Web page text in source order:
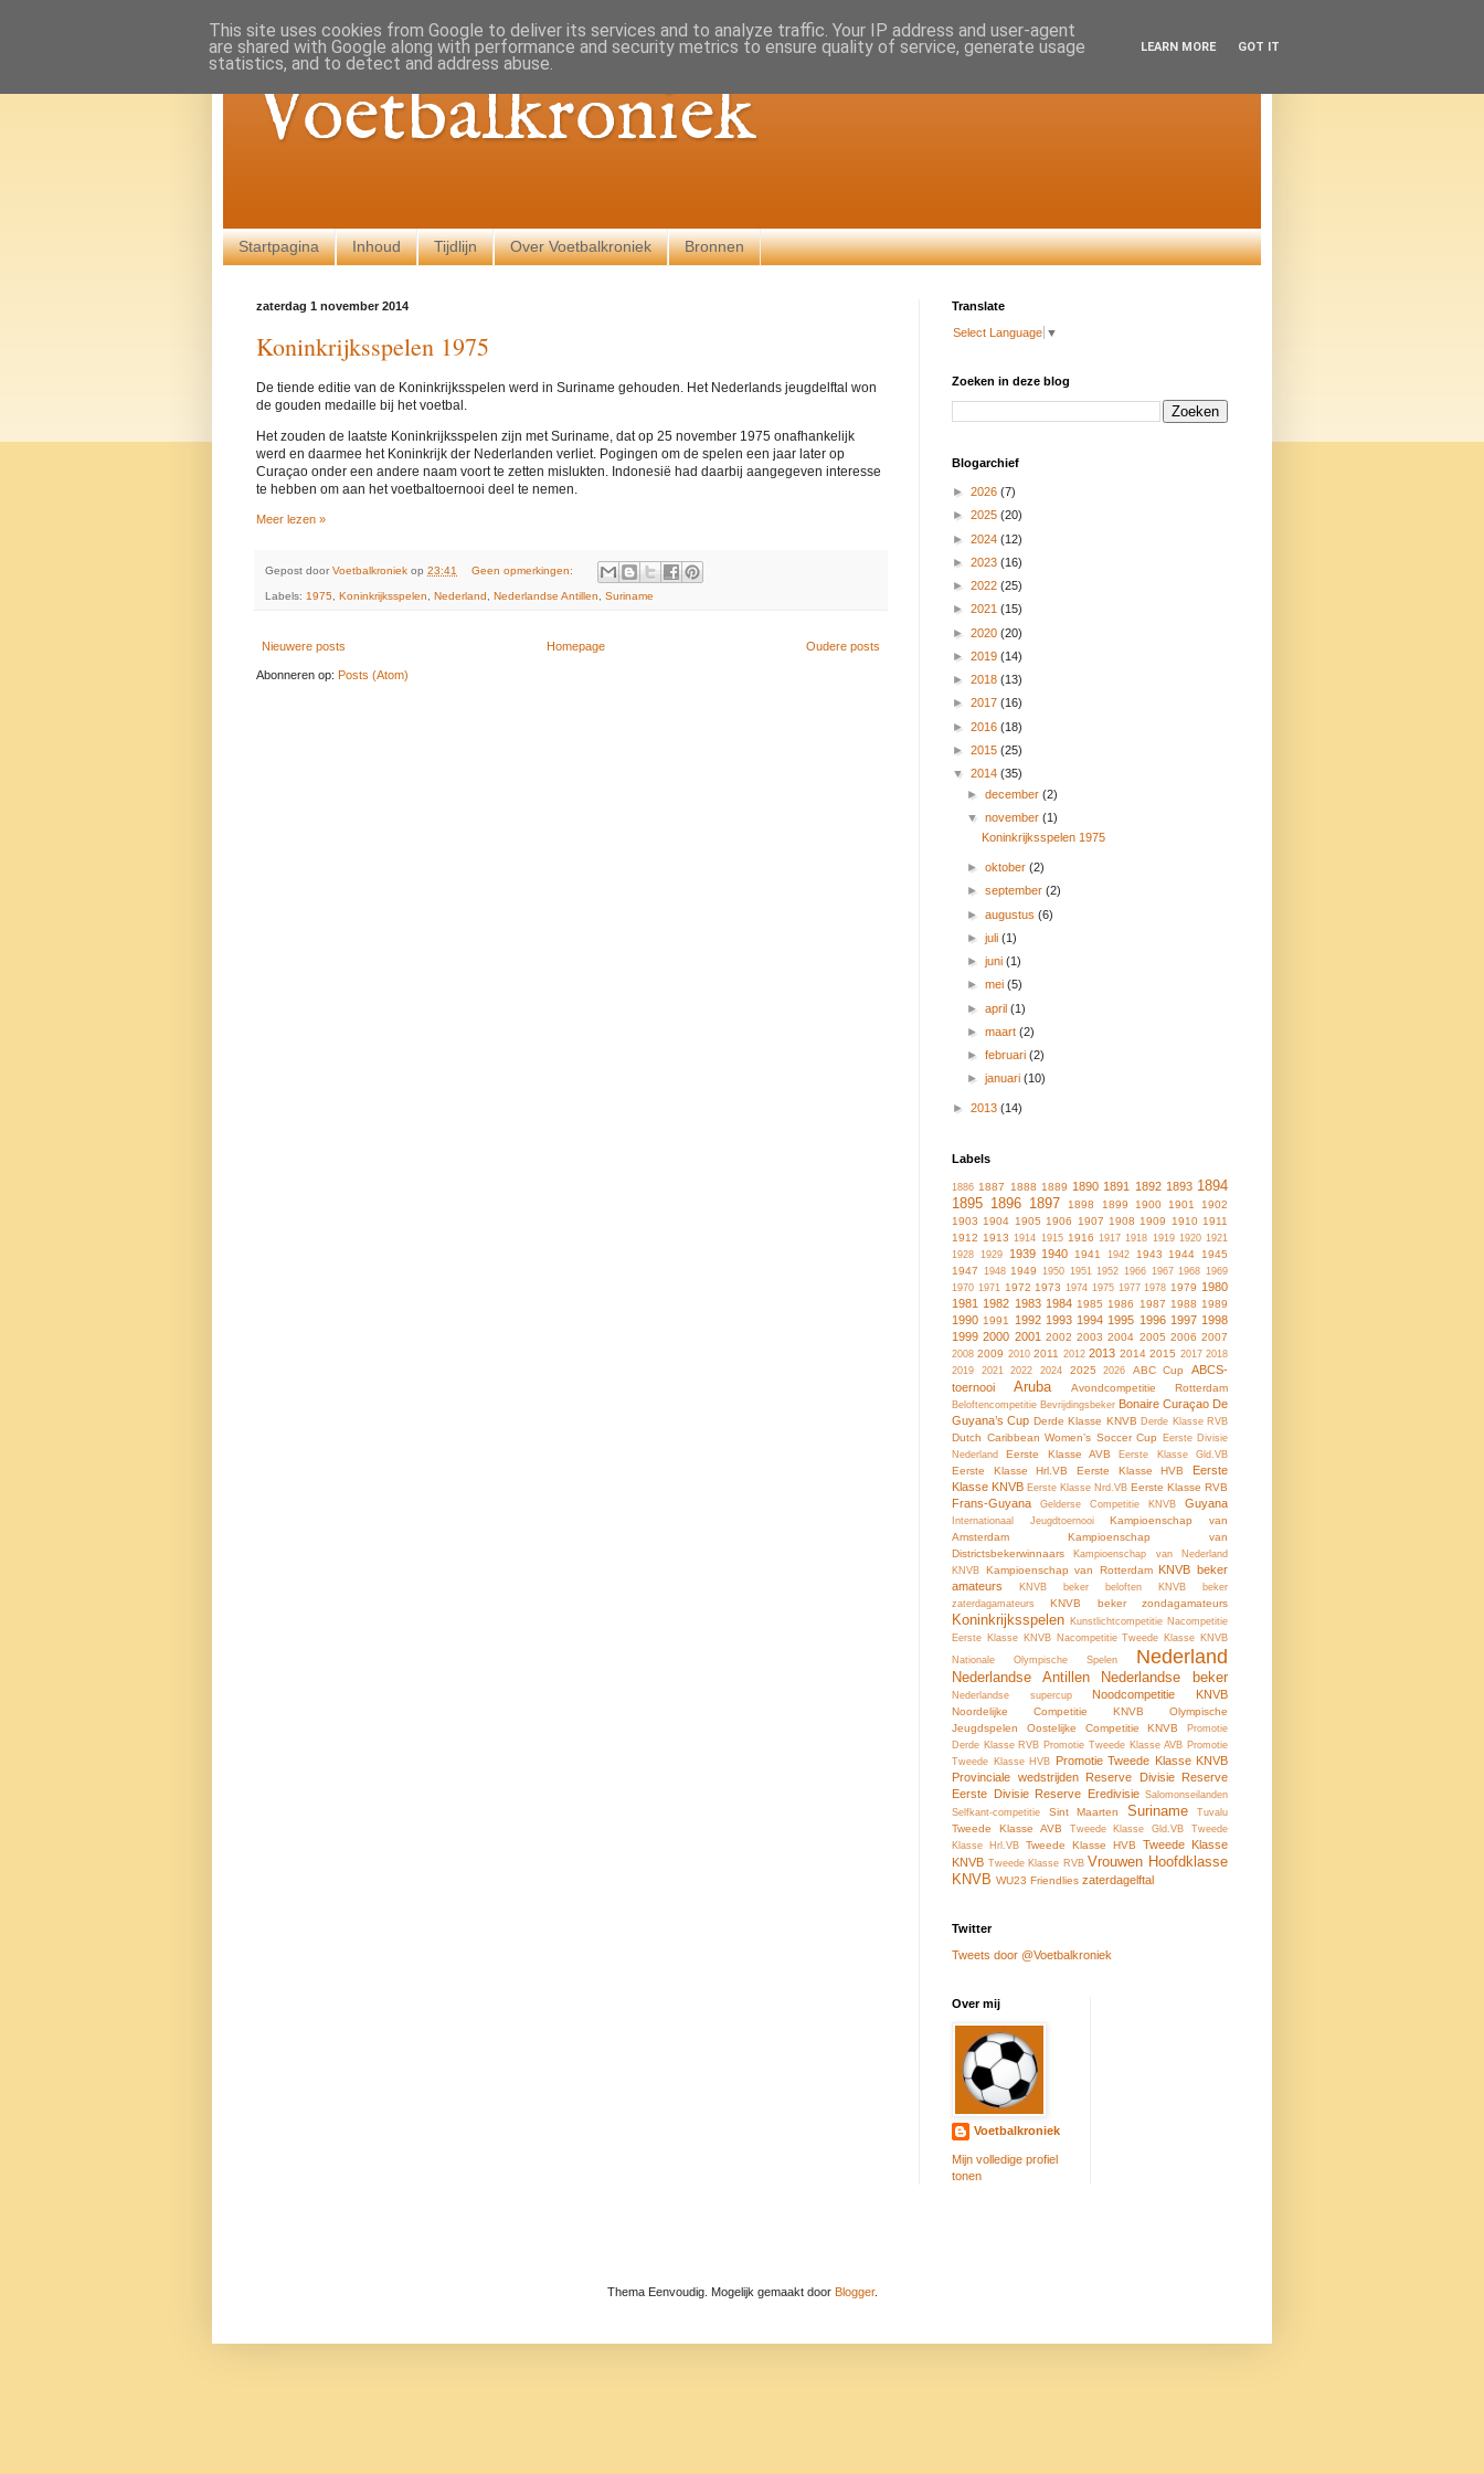
Voetbalkroniek
Startpagina Inhoud Tijdlijn Over Voetbalkroniek Bronnen
zaterdag 1 november 2014
Koninkrijksspelen 1975
De tiende editie van de Koninkrijksspelen werd in Suriname gehouden. Het Nederlands jeugdelftal won
de gouden medaille bij het voetbal.
Het zouden de laatste Koninkrijksspelen zijn met Suriname, dat op 25 november 1975 onafhankelijk
werd en daarmee het Koninkrijk der Nederlanden verliet. Pogingen om de spelen een jaar later op
Curaçao onder een andere naam voort te zetten mislukten. Indonesië had daarbij aangegeven interesse
te hebben om aan het voetbaltoernooi deel te nemen.
Meer lezen »
Gepost door Voetbalkroniek op 23:41 Geen opmerkingen:
Labels: 1975, Koninkrijksspelen, Nederland, Nederlandse Antillen, Suriname
Nieuwere posts Oudere posts
Homepage
Abonneren op: Posts (Atom)
Translate
Select Language ▼
Zoeken in deze blog
Blogarchief
► 2026 (7)
► 2025 (20)
► 2024 (12)
► 2023 (16)
► 2022 (25)
► 2021 (15)
► 2020 (20)
► 2019 (14)
► 2018 (13)
► 2017 (16)
► 2016 (18)
► 2015 (25)
▼ 2014 (35)
►december(2)
▼november(1)
Koninkrijksspelen 1975
►oktober(2)
►september(2)
►augustus(6)
►juli(1)
►juni(1)
►mei(5)
►april(1)
►maart(2)
►februari(2)
►januari(10)
► 2013 (14)
Labels
1886 1887 1888 1889 1890 1891 1892 1893 1894
1895 1896 1897 1898 1899 1900 1901
1902
1903 1904 1905 1906 1907 1908 1909 1910 1911
1912 1913 1914 1915 1916 1917 1918 1919 1920 1921
1928
1929 1939 1940 1941 1942 1943 1944
1945
1947
1948 1949 1950 1951 1952 1966 1967 1968 1969
1970 1971 1972 1973 1974 1975 1977 1978 1979 1980
1981 1982 1983 1984 1985 1986 1987 1988 1989
1990 1991 1992 1993 1994 1995 1996 1997 1998
1999 2000 2001 2002 2003 2004 2005 2006 2007
2008 2009 2010 2011 2012 2013 2014 2015 2017 2018
2019
2021 2022 2024 2025 2026 ABC Cup
ABCS-
toernooi
Aruba Avondcompetitie Rotterdam
Beloftencompetitie Bevrijdingsbeker Bonaire Curaçao De
Guyana’s Cup Derde Klasse KNVB Derde Klasse RVB
Dutch Caribbean Women’s Soccer Cup Eerste Divisie
Nederland
Eerste Klasse AVB Eerste Klasse Gld.VB
Eerste Klasse Hrl.VB Eerste Klasse HVB
Eerste
Klasse KNVB Eerste Klasse Nrd.VB Eerste Klasse RVB
Frans-Guyana Gelderse Competitie KNVB Guyana
Internationaal Jeugdtoernooi
Kampioenschap van
Amsterdam
Kampioenschap van
Districtsbekerwinnaars
Kampioenschap van Nederland
KNVB Kampioenschap van Rotterdam KNVB beker
amateurs
KNVB beker beloften
KNVB beker
zaterdagamateurs
KNVB beker zondagamateurs
Koninkrijksspelen Kunstlichtcompetitie Nacompetitie
Eerste Klasse KNVB
Nacompetitie Tweede Klasse KNVB
Nationale Olympische Spelen
Nederland
Nederlandse Antillen Nederlandse beker
Nederlandse supercup Noodcompetitie KNVB
Noordelijke Competitie KNVB
Olympische
Jeugdspelen
Oostelijke Competitie KNVB
Promotie
Derde Klasse RVB Promotie Tweede Klasse AVB Promotie
Tweede Klasse HVB Promotie Tweede Klasse KNVB
Provinciale wedstrijden
Reserve Divisie
Reserve
Eerste Divisie Reserve Eredivisie Salomonseilanden
Selfkant-competitie
Sint Maarten Suriname Tuvalu
Tweede Klasse AVB Tweede Klasse Gld.VB
Tweede
Klasse Hrl.VB Tweede Klasse HVB
Tweede Klasse
KNVB Tweede Klasse RVB Vrouwen Hoofdklasse
KNVB WU23 Friendlies zaterdagelftal
Twitter
Tweets door @Voetbalkroniek
Over mij
Voetbalkroniek
Mijn volledige profiel
tonen
Thema Eenvoudig. Mogelijk gemaakt door Blogger.
This site uses cookies from Google to deliver its services and to analyze traffic. Your IP address and user-agent
are shared with Google along with performance and security metrics to ensure quality of service, generate usage
statistics, and to detect and address abuse.
LEARN MORE GOT IT